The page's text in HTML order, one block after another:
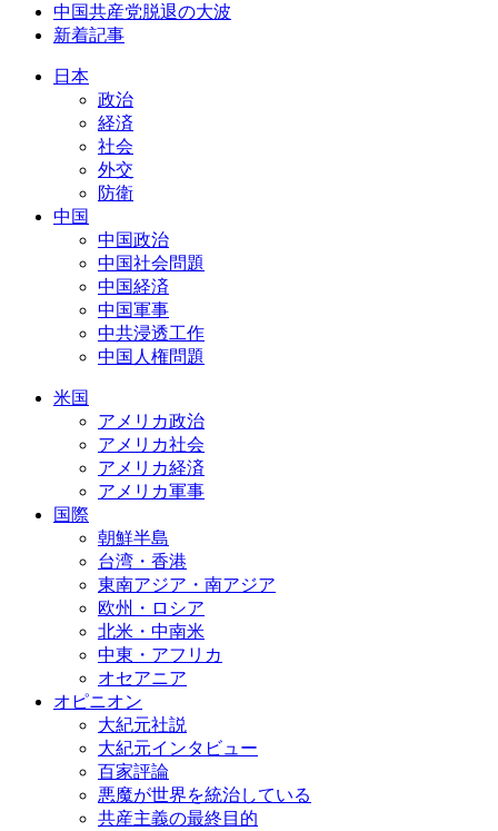
中国共産党脱退の大波
新着記事
日本
政治
経済
社会
外交
防衛
中国
中国政治
中国社会問題
中国経済
中国軍事
中共浸透工作
中国人権問題
米国
アメリカ政治
アメリカ社会
アメリカ経済
アメリカ軍事
国際
朝鮮半島
台湾・香港
東南アジア・南アジア
欧州・ロシア
北米・中南米
中東・アフリカ
オセアニア
オピニオン
大紀元社説
大紀元インタビュー
百家評論
悪魔が世界を統治している
共産主義の最終目的